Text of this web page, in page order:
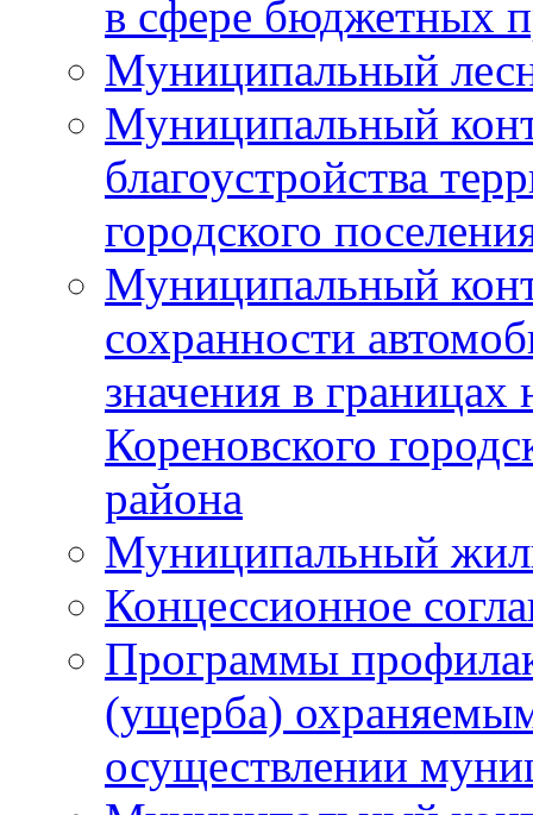
в сфере бюджетных
Муниципальный
Муниципальный
благоустройства
городского
Муниципальный
сохранности
значения в
Кореновского
района
Муниципальный
Концессионное
Программы
(ущерба)
осуществлении